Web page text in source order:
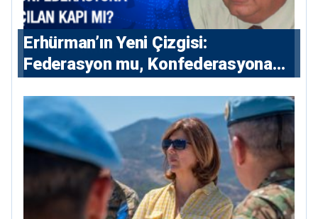
Erhürman’ın Yeni Çizgisi:
Federasyon mu, Konfederasyona